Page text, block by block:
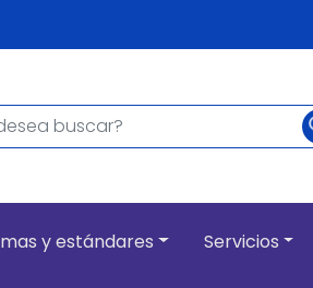
y estándares
Servicios